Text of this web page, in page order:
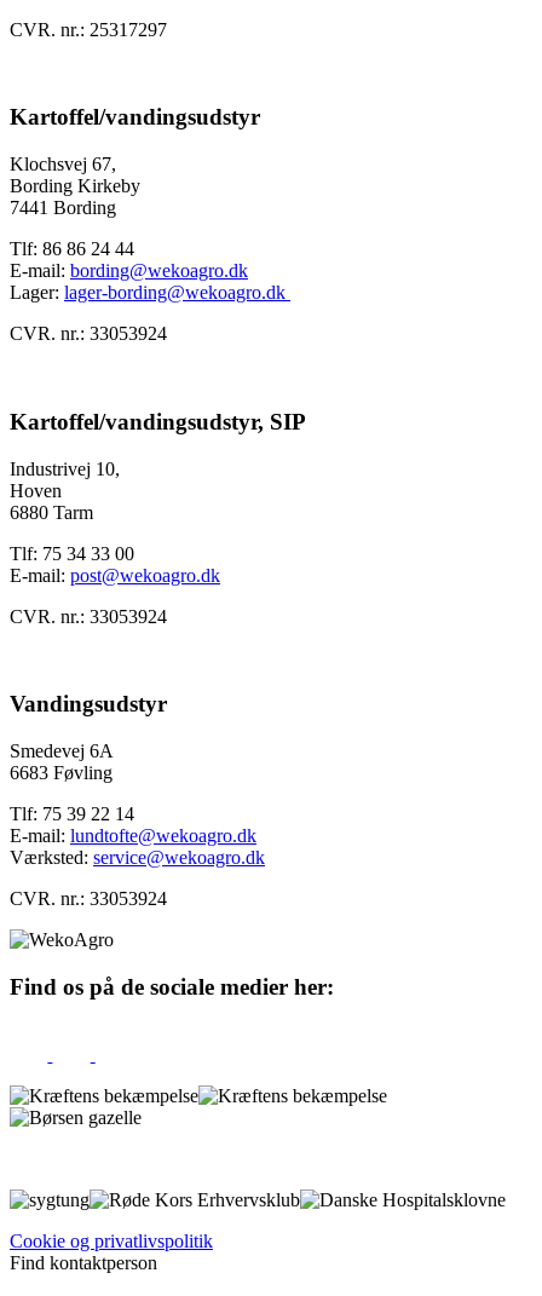
CVR. nr.: 25317297
Kartoffel/vandingsudstyr
Klochsvej 67,
Bording Kirkeby
7441 Bording
Tlf: 86 86 24 44
E-mail: bording@wekoagro.dk
Lager: lager-bording@wekoagro.dk
CVR. nr.: 33053924
Kartoffel/vandingsudstyr, SIP
Industrivej 10,
Hoven
6880 Tarm
Tlf: 75 34 33 00
E-mail: post@wekoagro.dk
CVR. nr.: 33053924
Vandingsudstyr
Smedevej 6A
6683 Føvling
Tlf: 75 39 22 14
E-mail: lundtofte@wekoagro.dk
Værksted: service@wekoagro.dk
CVR. nr.: 33053924
Find os på de sociale medier her:
Cookie og privatlivspolitik
Find kontaktperson